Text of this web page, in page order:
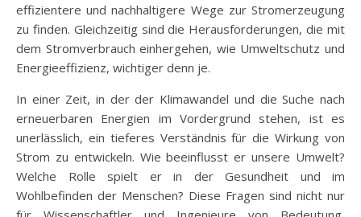
effizientere und nachhaltigere Wege zur Stromerzeugung
zu finden. Gleichzeitig sind die Herausforderungen, die mit
dem Stromverbrauch einhergehen, wie Umweltschutz und
Energieeffizienz, wichtiger denn je.
In einer Zeit, in der der Klimawandel und die Suche nach
erneuerbaren Energien im Vordergrund stehen, ist es
unerlässlich, ein tieferes Verständnis für die Wirkung von
Strom zu entwickeln. Wie beeinflusst er unsere Umwelt?
Welche Rolle spielt er in der Gesundheit und im
Wohlbefinden der Menschen? Diese Fragen sind nicht nur